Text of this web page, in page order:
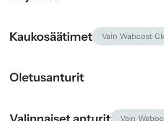
Kaukosäätimet Vain Waboost
Oletusanturit
Vain